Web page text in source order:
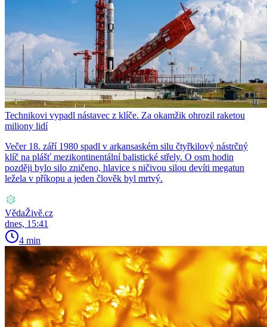
Technikovi vypadl nástavec z klíče. Za okamžik ohrozil raketou
miliony lidí
Večer 18. září 1980 spadl v arkansaském silu čtyřkilový nástrčný
klíč na plášť mezikontinentální balistické střely. O osm hodin
později bylo silo zničeno, hlavice s ničivou silou devíti megatun
ležela v příkopu a jeden člověk byl mrtvý.
VědaŽivě.cz
dnes, 15:41
4 min